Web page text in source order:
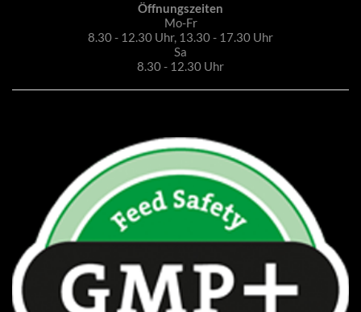
Öffnungszeiten
Mo-Fr
8.30 - 12.30 Uhr, 13.30 - 17.30 Uhr
Sa
8.30 - 12.30 Uhr